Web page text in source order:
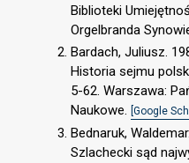
Biblioteki
Orgelbranda
Bardach, Juliusz.
Historia sejmu
5-62. Warszawa:
Naukowe. [Google
Bednaruk,
Szlachecki sąd